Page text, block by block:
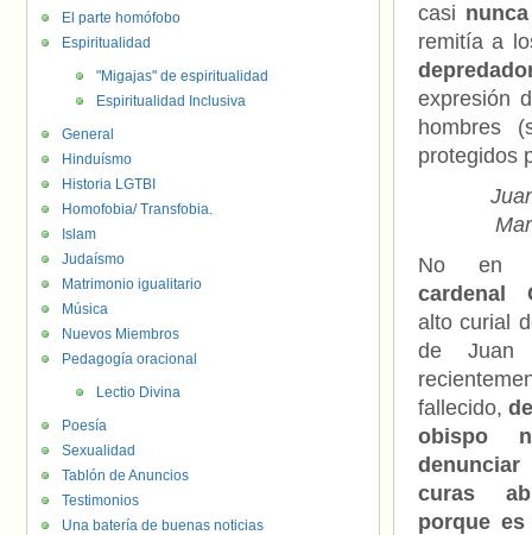
casi
remitía a
expresión
hombres
protegidos
No en
cardenal
alto curial
de Juan
fallecido,
obispo
curas
porque
El parte homófobo
Espiritualidad
"Migajas" de espiritualidad
Espiritualidad Inclusiva
General
Hinduísmo
Historia LGTBI
Homofobia/ Transfobia.
Islam
Judaísmo
Matrimonio igualitario
Música
Nuevos Miembros
Pedagogía oracional
Lectio Divina
Poesía
Sexualidad
Tablón de Anuncios
Testimonios
Una batería de buenas noticias